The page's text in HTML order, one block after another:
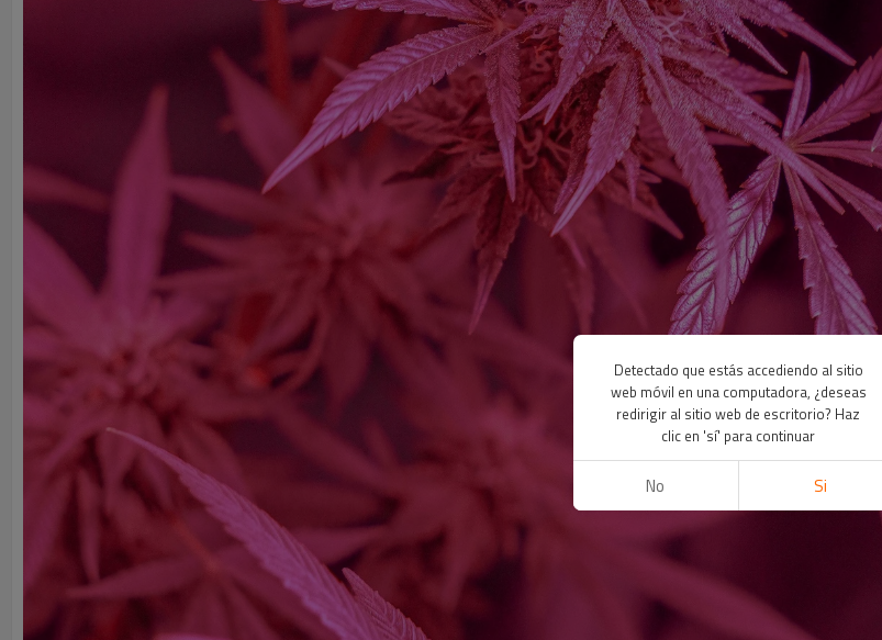
Detectado que estás accediendo al sitio
web móvil en una computadora, ¿deseas
redirigir al sitio web de escritorio? Haz
clic en 'sí' para continuar
No Si